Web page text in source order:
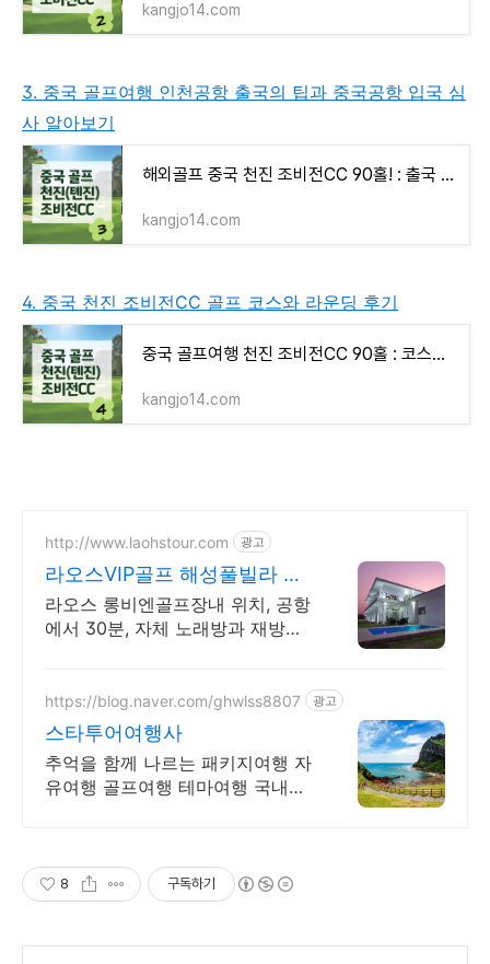
kangjo14.com
3. 중국 골프여행 인천공항 출국의 팁과 중국공항 입국 심
사 알아보기
해외골프 중국 천진 조비전CC 90홀! : 출국 및 입국 심사 알아보기 _ #3
kangjo14.com
4. 중국 천진 조비전CC 골프 코스와 라운딩 후기
중국 골프여행 천진 조비전CC 90홀 : 코스와 라운딩 후기 _ #4
kangjo14.com
http://www.laohstour.com 광고
라오스VIP골프 해성풀빌라 편
안하고 프라이빗한 서비스
라오스 롱비엔골프장내 위치, 공항
에서 30분, 자체 노래방과 재방문
운 식사
https://blog.naver.com/ghwlss8807 광고
스타투어여행사
추억을 함께 나르는 패키지여행 자
유여행 골프여행 테마여행 국내여
8 구독하기